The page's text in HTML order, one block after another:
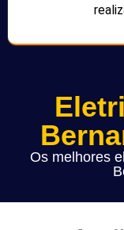
Os melhores